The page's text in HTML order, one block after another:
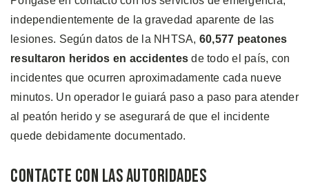
independientemente de la gravedad aparente de las
lesiones. Según datos de la NHTSA, 60,577 peatones
resultaron heridos en accidentes de todo el país, con
incidentes que ocurren aproximadamente cada nueve
minutos. Un operador le guiará paso a paso para atender
al peatón herido y se asegurará de que el incidente
quede debidamente documentado.
Contacte con las Autoridades